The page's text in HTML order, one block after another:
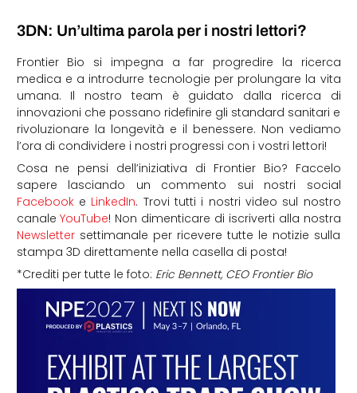
3DN: Un’ultima parola per i nostri lettori?
Frontier Bio si impegna a far progredire la ricerca
medica e a introdurre tecnologie per prolungare la vita
umana. Il nostro team è guidato dalla ricerca di
innovazioni che possano ridefinire gli standard sanitari e
rivoluzionare la longevità e il benessere. Non vediamo
l’ora di condividere i nostri progressi con i vostri lettori!
Cosa ne pensi dell’iniziativa di Frontier Bio? Faccelo
sapere lasciando un commento sui nostri social
Facebooke LinkedIn. Trovi tutti i nostri video sul nostro
canaleYouTube! Non dimenticare di iscriverti alla nostra
Newslettersettimanale per ricevere tutte le notizie sulla
stampa 3D direttamente nella casella di posta!
*Crediti per tutte le foto: Eric Bennett, CEO Frontier Bio